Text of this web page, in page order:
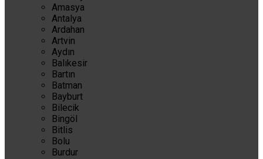
Amasya
Antalya
Ardahan
Artvin
Aydın
Balıkesir
Bartın
Batman
Bayburt
Bilecik
Bingöl
Bitlis
Bolu
Burdur